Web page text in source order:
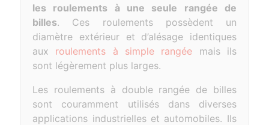
les roulements à une seule rangée de
billes. Ces roulements possèdent un
diamètre extérieur et d’alésage identiques
aux roulements à simple rangée mais ils
sont légèrement plus larges.
Les roulements à double rangée de billes
sont couramment utilisés dans diverses
applications industrielles et automobiles. Ils